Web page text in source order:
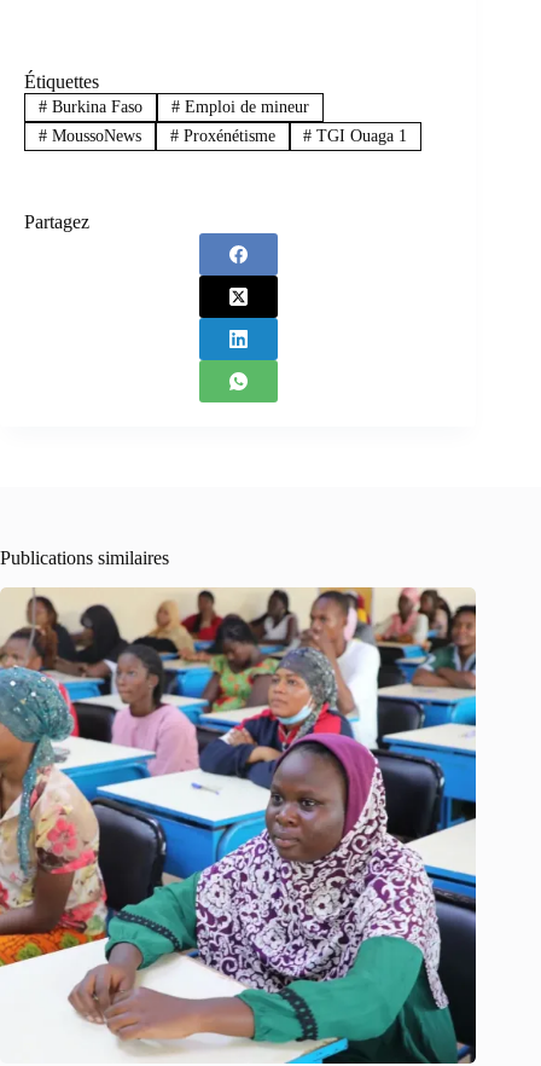
Étiquettes
#Burkina Faso #Emploi de mineur
#MoussoNews #Proxénétisme # TGI Ouaga 1
Partagez
Publications similaires